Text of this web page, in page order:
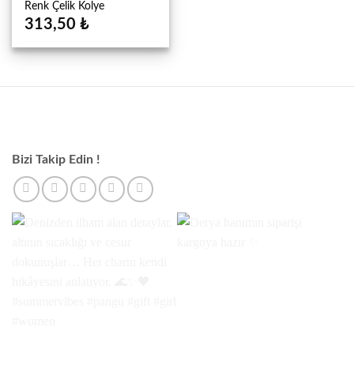
Renk Çelik Kolye
313,50₺
Bizi Takip Edin !